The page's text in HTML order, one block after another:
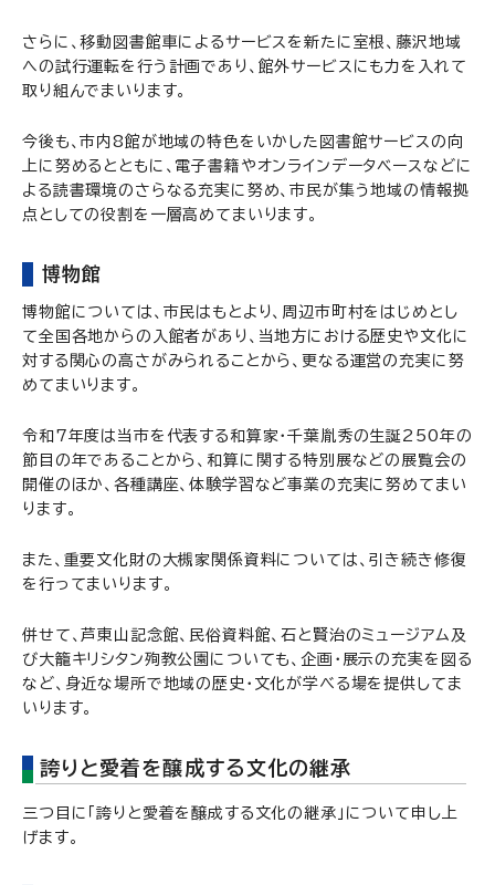
さらに、移動図書館車によるサービスを新たに室根、藤沢地域
への試行運転を行う計画であり、館外サービスにも力を入れて
取り組んでまいります。
今後も、市内8館が地域の特色をいかした図書館サービスの向
上に努めるとともに、電子書籍やオンラインデータベースなどに
よる読書環境のさらなる充実に努め、市民が集う地域の情報拠
点としての役割を一層高めてまいります。
博物館
博物館については、市民はもとより、周辺市町村をはじめとし
て全国各地からの入館者があり、当地方における歴史や文化に
対する関心の高さがみられることから、更なる運営の充実に努
めてまいります。
令和7年度は当市を代表する和算家・千葉胤秀の生誕250年の
節目の年であることから、和算に関する特別展などの展覧会の
開催のほか、各種講座、体験学習など事業の充実に努めてまい
ります。
また、重要文化財の大槻家関係資料については、引き続き修復
を行ってまいります。
併せて、芦東山記念館、民俗資料館、石と賢治のミュージアム及
び大籠キリシタン殉教公園についても、企画・展示の充実を図る
など、身近な場所で地域の歴史・文化が学べる場を提供してま
いります。
誇りと愛着を醸成する文化の継承
三つ目に「誇りと愛着を醸成する文化の継承」について申し上
げます。